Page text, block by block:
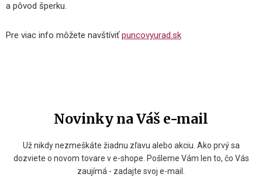
a pôvod šperku.
Pre viac info môžete navštíviťpuncovyurad.sk
Novinky na Váš e-mail
Už nikdy nezmeškáte žiadnu zľavu alebo akciu. Ako prvý sa
dozviete o novom tovare v e-shope. Pošleme Vám len to, čo Vás
zaujímá - zadajte svoj e-mail.